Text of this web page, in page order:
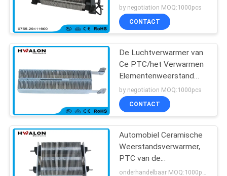
Conditioner van M/S
220v Ptc
by negotiation MOQ:1000pcs
CONTACT
De Luchtverwarmer van
Ce PTC/het Verwarmen
Elementenweerstand
voor Vloer het
Verwarmen Thermostaat
by negotiation MOQ:1000pcs
CONTACT
Automobiel Ceramische
Weerstandsverwarmer,
PTC van de
Autoairconditioning